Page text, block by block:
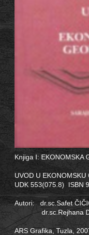
Knjiga I: EKONOMSKA
UVOD U EKONOMSKU
UDK 553(075.8) ISBN
Autori: dr.sc.Safet
dr.sc.Rejhana
ARS Grafika, Tuzla,